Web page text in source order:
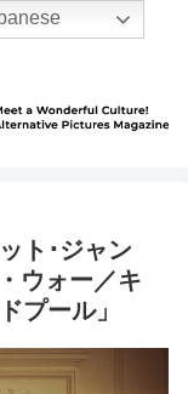
ト･ジャン
ウォー／キ
プール」